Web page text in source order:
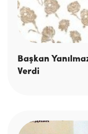
Başkan
Verdi